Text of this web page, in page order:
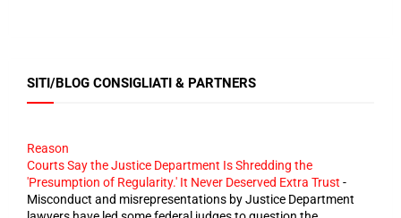
SITI/BLOG CONSIGLIATI & PARTNERS
Reason
Courts Say the Justice Department Is Shredding the
'Presumption of Regularity.' It Never Deserved Extra Trust -
Misconduct and misrepresentations by Justice Department